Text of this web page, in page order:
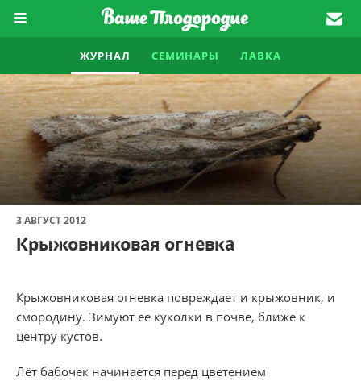
ЖУРНАЛ СЕМИНАРЫ ЛАВКА
3 АВГУСТ 2012
Крыжовниковая огневка
Крыжовниковая огневка повреждает и крыжовник, и
смородину. Зимуют ее куколки в почве, ближе к
центру кустов.
Лёт бабочек начинается перед цветением